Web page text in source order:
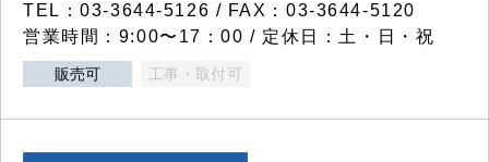
TEL：03-3644-5126 / FAX：03-3644-5120
営業時間：9:00〜17：00 / 定休日：土・日・祝
販売可 工事・取付可